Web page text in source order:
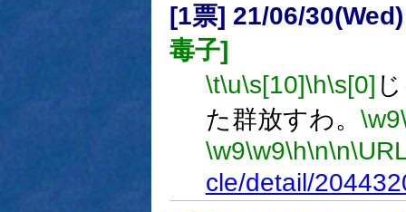
[1票] 21/06/
毒子]
\t\u\s[10]\h\s[0]
た群放すわ。 \w9
\w9\w9\h\n\n
cle/detail/